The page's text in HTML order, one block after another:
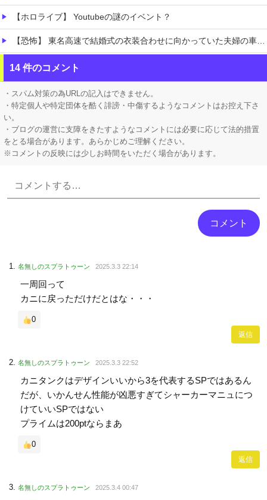
【ホロライブ】 Youtubeの謎のイベント？
【恐怖】 東名高速で結婚式の衣装合わせに向かっていた夫婦の車に何度も何度も追突した60歳の男がヤバすぎる…こんなのに遭遇したらどうすればいいの？
近所のコープにいる爺さん、隙あらば他人のカゴに商品を入れようとする
【悲報】 ワイ(33)、明日嫁(34)と妊活しないといけなくて辛い
14 件のコメント
・スパム対策の為URLの記入はできません。
・特定個人や特定団体を酷く誹謗・中傷するようなコメントはお控え下さ
い。
・ブログの運営に支障をきたすようなコメントには必要に応じて法的措置
をとる場合があります。あらかじめご理解ください。
※コメントの反映には少しお時間をいただく場合があります。
名無しのスプラトゥーン 2025.3.3 22:14
一周回って
カニに戻っただけだとはな・・・
0
返信
名無しのスプラトゥーン 2025.3.3 22:52
カニタンクはデザインいいから3を代表するSPではあるん
だが、いかんせん性能が凶悪すぎてシャーカーマニュにつ
けていいSPではない
プライムは200ptならまあ
0
返信
名無しのスプラトゥーン 2025.3.4 00:47